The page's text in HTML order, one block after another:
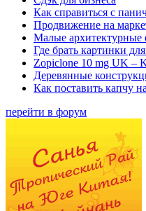
Как справиться с
Продвижение на
Малые
Где брать картинки
Zopiclone 10 mg UK –
Деревянные
Как поставить капчу
перейти в форум